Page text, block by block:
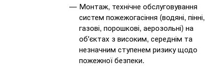
Монтаж, технічне обслуговування
систем пожежогасіння (водяні, пінні,
газові, порошкові, аерозольні) на
об'єктах з високим, середнім та
незначним ступенем ризику щодо
пожежної безпеки.